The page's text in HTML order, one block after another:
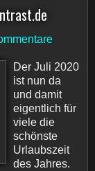
Der Juli 2020
ist nun da
und damit
eigentlich für
viele die
schönste
Urlaubszeit
des Jahres.